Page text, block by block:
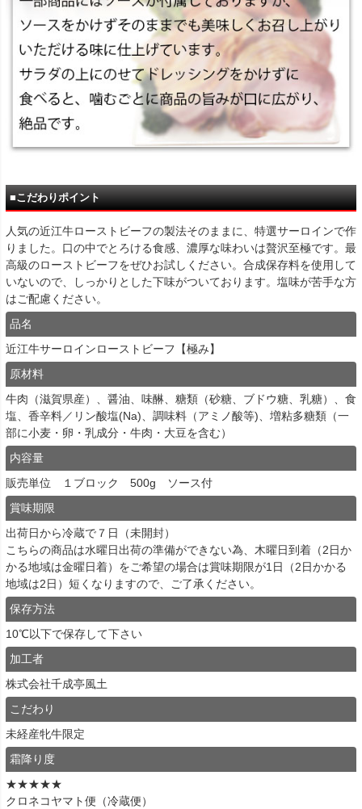
■こだわりポイント
人気の近江牛ローストビーフの製法そのままに、特選サーロインで作
りました。口の中でとろける食感、濃厚な味わいは贅沢至極です。最
高級のローストビーフをぜひお試しください。合成保存料を使用して
いないので、しっかりとした下味がついております。塩味が苦手な方
はご配慮ください。
品名
近江牛サーロインローストビーフ【極み】
原材料
牛肉（滋賀県産）、醤油、味醂、糖類（砂糖、ブドウ糖、乳糖）、食
塩、香辛料／リン酸塩(Na)、調味料（アミノ酸等)、増粘多糖類（一
部に小麦・卵・乳成分・牛肉・大豆を含む）
内容量
販売単位 １ブロック 500g ソース付
賞味期限
出荷日から冷蔵で７日（未開封）
こちらの商品は水曜日出荷の準備ができない為、木曜日到着（2日か
かる地域は金曜日着）をご希望の場合は賞味期限が1日（2日かかる
地域は2日）短くなりますので、ご了承ください。
保存方法
10℃以下で保存して下さい
加工者
株式会社千成亭風土
こだわり
未経産牝牛限定
霜降り度
★★★★★
クロネコヤマト便（冷蔵便）